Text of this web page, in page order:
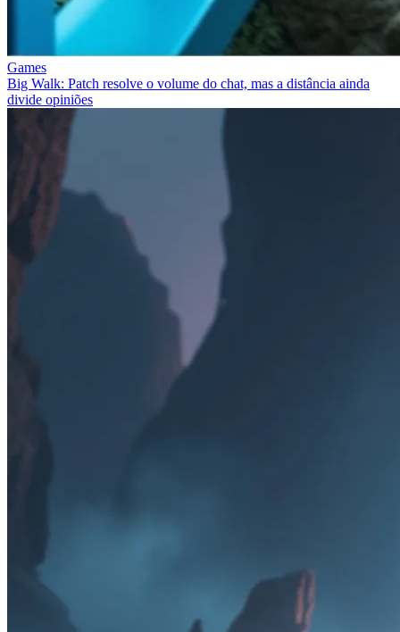
Games
Big Walk: Patch resolve o volume do chat, mas a distância ainda
divide opiniões